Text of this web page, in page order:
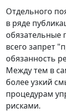
Отдельного
в ряде
обязательные
всего запрет
обязанность
Между тем в
более узкий
процедурам
рисками.